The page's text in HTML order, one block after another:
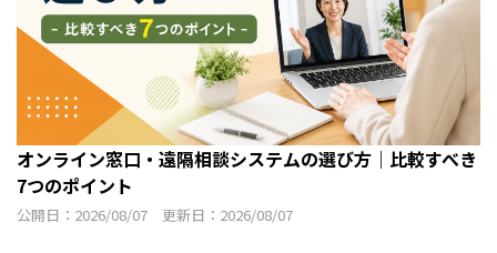
オンライン窓口・遠隔相談システムの選び方｜比較すべき
7つのポイント
公開日：2026/08/07 更新日：2026/08/07